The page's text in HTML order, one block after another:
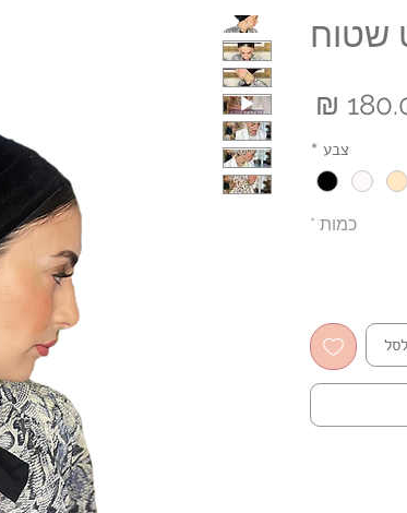
שטוח
מחיר
צבע *
כמות *